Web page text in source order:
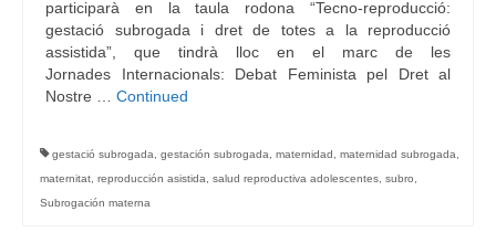
participarà en la taula rodona “Tecno-reproducció:
gestació subrogada i dret de totes a la reproducció
assistida”, que tindrà lloc en el marc de les
Jornades Internacionals: Debat Feminista pel Dret al
Nostre … Continued
gestació subrogada gestación subrogada maternidad maternidad subrogada
maternitat reproducción asistida salud reproductiva adolescentes subro
Subrogación materna